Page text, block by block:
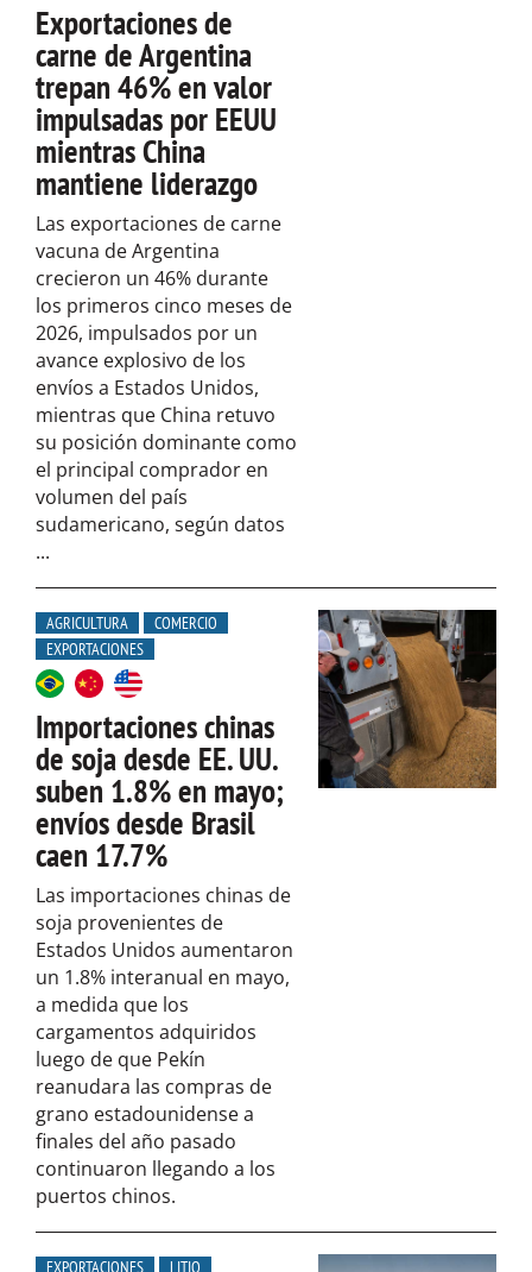
Exportaciones de
carne de Argentina
trepan 46% en valor
impulsadas por EEUU
mientras China
mantiene liderazgo
Las exportaciones de carne
vacuna de Argentina
crecieron un 46% durante
los primeros cinco meses de
2026, impulsados por un
avance explosivo de los
envíos a Estados Unidos,
mientras que China retuvo
su posición dominante como
el principal comprador en
volumen del país
sudamericano, según datos
...
AGRICULTURA
COMERCIO
EXPORTACIONES
Importaciones chinas
de soja desde EE. UU.
suben 1.8% en mayo;
envíos desde Brasil
caen 17.7%
Las importaciones chinas de
soja provenientes de
Estados Unidos aumentaron
un 1.8% interanual en mayo,
a medida que los
cargamentos adquiridos
luego de que Pekín
reanudara las compras de
grano estadounidense a
finales del año pasado
continuaron llegando a los
puertos chinos.
EXPORTACIONES LITIO